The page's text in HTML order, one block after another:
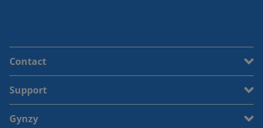
Contact
Support
Gynzy